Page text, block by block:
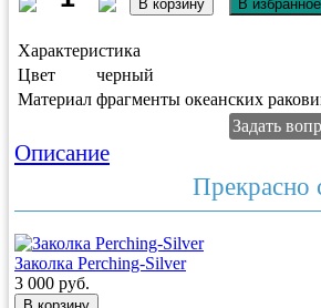
Характеристика
Цвет
черный
Материал фрагменты океанских
Задать
Описание
Прекрасно
Заколка Perching-Silver
3 000 руб.